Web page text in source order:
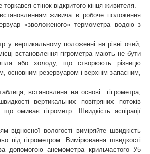
стінок відкритого кінця живителя.
живича в робоче положення
«зволоженого» термометра водою з
у вертикальному положенні на рівні очей,
встановлення гігрометра мають не бути
або холоду, що створюють різницю
основним резервуаром і верхнім запасним,
встановлена на основі гігрометра,
вертикальних повітряних потоків
що омиває гігрометр. Швидкість аспірації
відносної вологості виміряйте швидкість
під гігрометром. Вимірювання швидкості
за допомогою анемометра крильчастого У5